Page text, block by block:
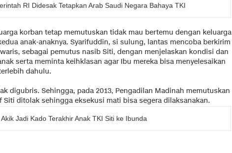
RI Didesak Tetapkan Arab Saudi Negara Bahaya TKI
korban tetap memutuskan tidak mau bertemu dengan keluarga
anak-anaknya. Syarifuddin, si sulung, lantas mencoba berkirim
sebagai pemutus nasib Siti, dengan menjelaskan kondisi dan
serta meminta keihklasan agar Ibu mereka bisa menyelesaikan
dahulu.
digubris. Sehingga, pada 2013, Pengadilan Madinah memutuskan
Siti ditolak sehingga eksekusi mati bisa segera dilaksanakan.
Akik Jadi Kado Terakhir Anak TKI Siti ke Ibunda